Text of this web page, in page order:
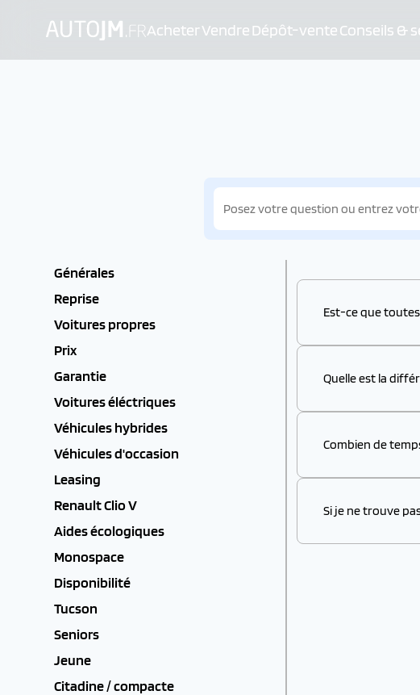
AcheterVendre Dépôt-venteConseils &
Générales
Reprise
Voitures propres
Prix
Garantie
Voitures éléctriques
Véhicules hybrides
Véhicules d'occasion
Leasing
Renault Clio V
Aides écologiques
Monospace
Disponibilité
Tucson
Seniors
Jeune
Citadine / compacte
Est-ce que
Quelle est la
Combien de
Si je ne trouve